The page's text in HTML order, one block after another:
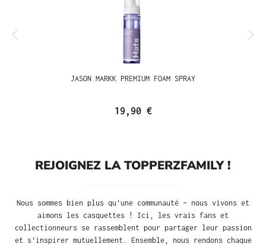
JASON MARKK PREMIUM FOAM SPRAY
19,90 €
REJOIGNEZ LA TOPPERZFAMILY !
Nous sommes bien plus qu'une communauté – nous vivons et
aimons les casquettes ! Ici, les vrais fans et
collectionneurs se rassemblent pour partager leur passion
et s'inspirer mutuellement. Ensemble, nous rendons chaque